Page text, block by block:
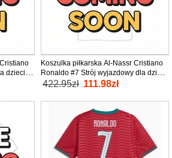
dzieci
Krótkie
Koszulka piłkarska Al-Nassr Cristiano
Ronaldo #7 Strój wyjazdowy dla dzieci
2026-27 tanio Krótki Rękaw (+ Krótkie
422.95zł 111.98zł